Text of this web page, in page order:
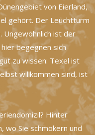
von Eierland,
gehört. Der Leuchtturm
Ungewöhnlich ist der
begegnen sich
zu wissen: Texel ist
willkommen sind, ist
Hinter
wo Sie schmökern und